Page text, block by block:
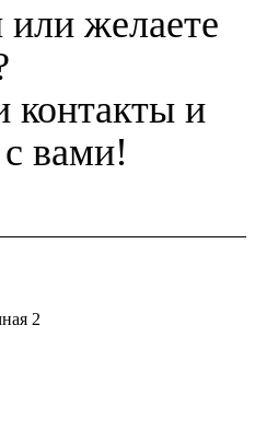
желаете
контакты и
вами!
2